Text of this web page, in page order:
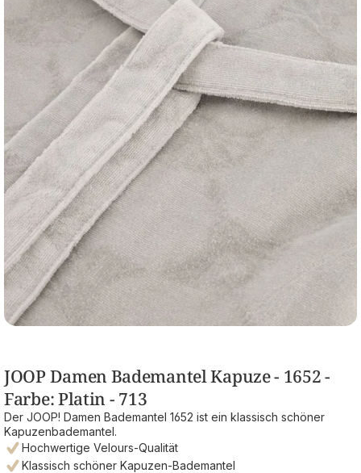
JOOP Damen Bademantel Kapuze - 1652 -
Farbe: Platin - 713
Der JOOP! Damen Bademantel 1652 ist ein klassisch schöner
Kapuzenbademantel.
Hochwertige Velours-Qualität
Klassisch schöner Kapuzen-Bademantel